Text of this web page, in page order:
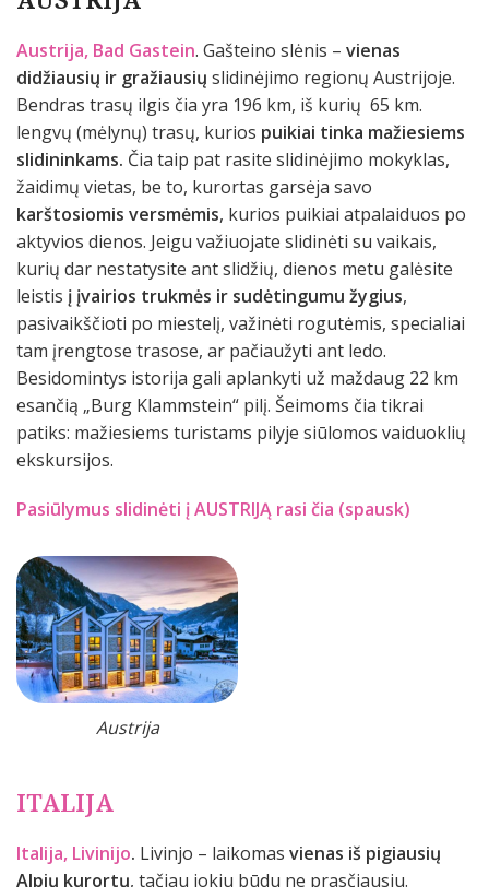
Austrija, Bad Gastein. Gašteino slėnis – vienas
didžiausių ir gražiausių slidinėjimo regionų Austrijoje.
Bendras trasų ilgis čia yra 196 km, iš kurių 65 km.
lengvų (mėlynų) trasų, kurios puikiai tinka mažiesiems
slidininkams. Čia taip pat rasite slidinėjimo mokyklas,
žaidimų vietas, be to, kurortas garsėja savo
karštosiomis versmėmis, kurios puikiai atpalaiduos po
aktyvios dienos. Jeigu važiuojate slidinėti su vaikais,
kurių dar nestatysite ant slidžių, dienos metu galėsite
leistis į įvairios trukmės ir sudėtingumu žygius,
pasivaikščioti po miestelį, važinėti rogutėmis, specialiai
tam įrengtose trasose, ar pačiaužyti ant ledo.
Besidomintys istorija gali aplankyti už maždaug 22 km
esančią „Burg Klammstein“ pilį. Šeimoms čia tikrai
patiks: mažiesiems turistams pilyje siūlomos vaiduoklių
ekskursijos.
Pasiūlymus slidinėti į AUSTRIJĄ rasi čia (spausk)
Austrija
ITALIJA
Italija, Livinijo. Livinjo – laikomas vienas iš pigiausių
Alpių kurortų, tačiau jokiu būdu ne prasčiausiu.